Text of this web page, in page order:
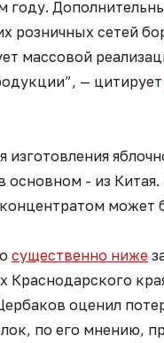
розничных сетей
массовой
— цитирует
основном - из
может
существенно ниже
Краснодарского
оценил
по его мнению,